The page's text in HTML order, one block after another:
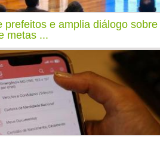
prefeitos e amplia diálogo sobre
metas ...